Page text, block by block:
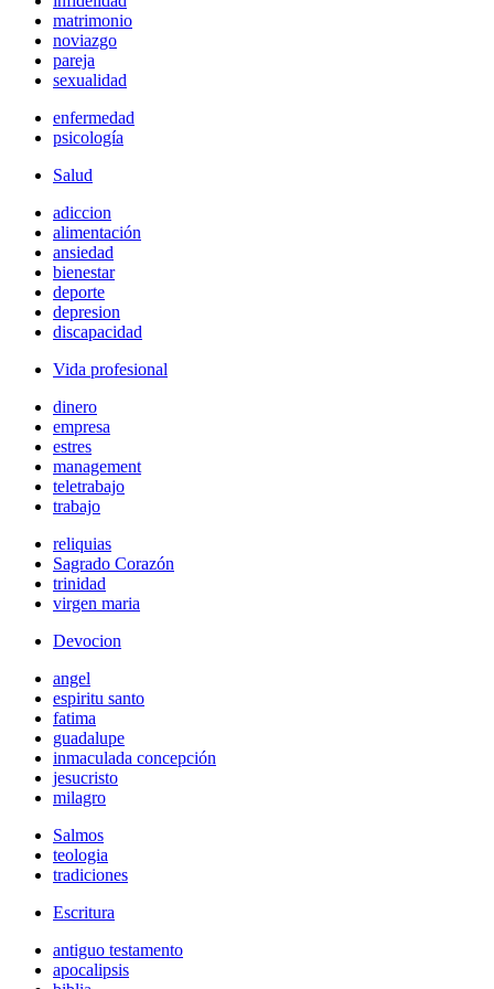
matrimonio
noviazgo
pareja
sexualidad
enfermedad
psicología
Salud
adiccion
alimentación
ansiedad
bienestar
deporte
depresion
discapacidad
Vida profesional
dinero
empresa
estres
management
teletrabajo
trabajo
reliquias
Sagrado Corazón
trinidad
virgen maria
Devocion
angel
espiritu santo
fatima
guadalupe
inmaculada concepción
jesucristo
milagro
Salmos
teologia
tradiciones
Escritura
antiguo testamento
apocalipsis